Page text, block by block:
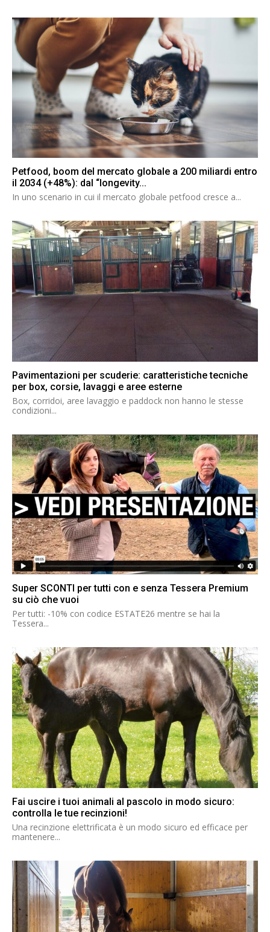
Petfood, boom del mercato globale a 200 miliardi entro
il 2034 (+48%): dal “longevity...
In uno scenario in cui il mercato globale petfood cresce a...
Pavimentazioni per scuderie: caratteristiche tecniche
per box, corsie, lavaggi e aree esterne
Box, corridoi, aree lavaggio e paddock non hanno le stesse
condizioni...
Super SCONTI per tutti con e senza Tessera Premium
su ciò che vuoi
Per tutti: -10% con codice ESTATE26 mentre se hai la
Tessera...
Fai uscire i tuoi animali al pascolo in modo sicuro:
controlla le tue recinzioni!
Una recinzione elettrificata è un modo sicuro ed efficace per
mantenere...